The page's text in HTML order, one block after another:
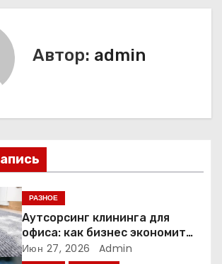
Автор: admin
РАЗНОЕ
Аутсорсинг клининга для
офиса: как бизнес экономит
время и деньги на уборке
Июн 27, 2026 Admin